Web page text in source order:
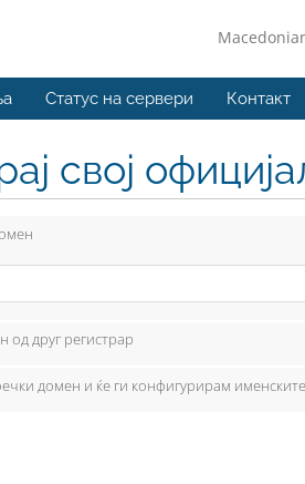
Статус на сервери Контакт
свој
од друг регистрар
домен и ќе ги конфигурирам